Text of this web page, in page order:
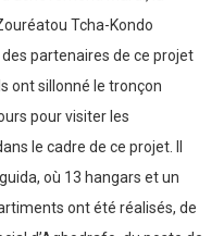
Tcha-Kondo
partenaires de ce projet
ont sillonné le tronçon
pour visiter les
le cadre de ce projet. Il
où 13 hangars et un
ont été réalisés, de